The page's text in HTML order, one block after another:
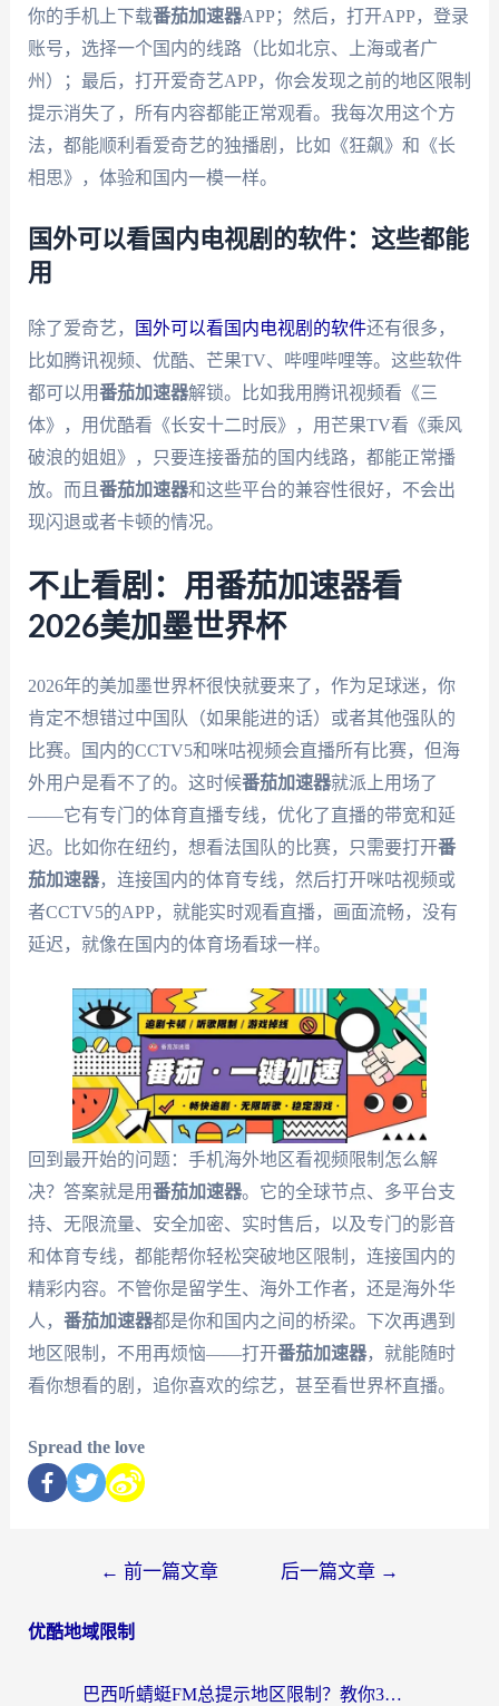
你的手机上下载番茄加速器APP；然后，打开APP，登录
账号，选择一个国内的线路（比如北京、上海或者广
州）；最后，打开爱奇艺APP，你会发现之前的地区限制
提示消失了，所有内容都能正常观看。我每次用这个方
法，都能顺利看爱奇艺的独播剧，比如《狂飙》和《长
相思》，体验和国内一模一样。
国外可以看国内电视剧的软件：这些都能
用
除了爱奇艺， 国外可以看国内电视剧的软件还有很多，
比如腾讯视频、优酷、芒果TV、哔哩哔哩等。这些软件
都可以用番茄加速器解锁。比如我用腾讯视频看《三
体》，用优酷看《长安十二时辰》，用芒果TV看《乘风
破浪的姐姐》，只要连接番茄的国内线路，都能正常播
放。而且 番茄加速器和这些平台的兼容性很好，不会出
现闪退或者卡顿的情况。
不止看剧：用番茄加速器看
2026美加墨世界杯
2026年的美加墨世界杯很快就要来了，作为足球迷，你
肯定不想错过中国队（如果能进的话）或者其他强队的
比赛。国内的CCTV5和咪咕视频会直播所有比赛，但海
外用户是看不了的。这时候番茄加速器就派上用场了
——它有专门的体育直播专线，优化了直播的带宽和延
迟。比如你在纽约，想看法国队的比赛，只需要打开番
茄加速器，连接国内的体育专线，然后打开咪咕视频或
者CCTV5的APP，就能实时观看直播，画面流畅，没有
延迟，就像在国内的体育场看球一样。
回到最开始的问题：手机海外地区看视频限制怎么解
决？答案就是用番茄加速器。它的全球节点、多平台支
持、无限流量、安全加密、实时售后，以及专门的影音
和体育专线，都能帮你轻松突破地区限制，连接国内的
精彩内容。不管你是留学生、海外工作者，还是海外华
人， 番茄加速器都是你和国内之间的桥梁。下次再遇到
地区限制，不用再烦恼——打开番茄加速器，就能随时
看你想看的剧，追你喜欢的综艺，甚至看世界杯直播。
Spread the love
← 前一篇文章 后一篇文章 →
优酷地域限制
巴西听蜻蜓FM总提示地区限制？教你3步修改定位畅听国内内容